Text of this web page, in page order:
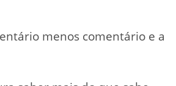
menos comentário e a